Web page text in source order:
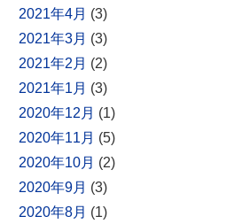
2021年4月 (3)
2021年3月 (3)
2021年2月 (2)
2021年1月 (3)
2020年12月 (1)
2020年11月 (5)
2020年10月 (2)
2020年9月 (3)
2020年8月 (1)